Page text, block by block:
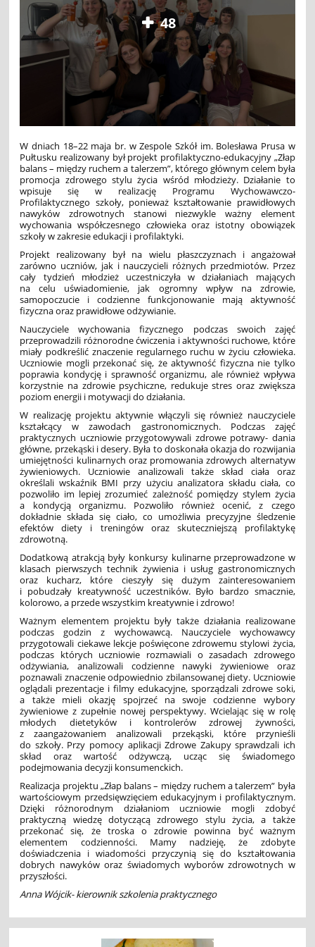
48
W dniach 18–22 maja br. w Zespole Szkół im. Bolesława Prusa w
Pułtusku realizowany był projekt profilaktyczno-edukacyjny „Złap
balans – między ruchem a talerzem”, którego głównym celem była
promocja zdrowego stylu życia wśród młodzieży. Działanie to
wpisuje się w realizację Programu Wychowawczo-
Profilaktycznego szkoły, ponieważ kształtowanie prawidłowych
nawyków zdrowotnych stanowi niezwykle ważny element
wychowania współczesnego człowieka oraz istotny obowiązek
szkoły w zakresie edukacji i profilaktyki.
Projekt realizowany był na wielu płaszczyznach i angażował
zarówno uczniów, jak i nauczycieli różnych przedmiotów. Przez
cały tydzień młodzież uczestniczyła w działaniach mających
na celu uświadomienie, jak ogromny wpływ na zdrowie,
samopoczucie i codzienne funkcjonowanie mają aktywność
fizyczna oraz prawidłowe odżywianie.
Nauczyciele wychowania fizycznego podczas swoich zajęć
przeprowadzili różnorodne ćwiczenia i aktywności ruchowe, które
miały podkreślić znaczenie regularnego ruchu w życiu człowieka.
Uczniowie mogli przekonać się, że aktywność fizyczna nie tylko
poprawia kondycję i sprawność organizmu, ale również wpływa
korzystnie na zdrowie psychiczne, redukuje stres oraz zwiększa
poziom energii i motywacji do działania.
W realizację projektu aktywnie włączyli się również nauczyciele
kształcący w zawodach gastronomicznych. Podczas zajęć
praktycznych uczniowie przygotowywali zdrowe potrawy- dania
główne, przekąski i desery. Była to doskonała okazja do rozwijania
umiejętności kulinarnych oraz promowania zdrowych alternatyw
żywieniowych. Uczniowie analizowali także skład ciała oraz
określali wskaźnik BMI przy użyciu analizatora składu ciała, co
pozwoliło im lepiej zrozumieć zależność pomiędzy stylem życia
a kondycją organizmu. Pozwoliło również ocenić, z czego
dokładnie składa się ciało, co umożliwia precyzyjne śledzenie
efektów diety i treningów oraz skuteczniejszą profilaktykę
zdrowotną.
Dodatkową atrakcją były konkursy kulinarne przeprowadzone w
klasach pierwszych technik żywienia i usług gastronomicznych
oraz kucharz, które cieszyły się dużym zainteresowaniem
i pobudzały kreatywność uczestników. Było bardzo smacznie,
kolorowo, a przede wszystkim kreatywnie i zdrowo!
Ważnym elementem projektu były także działania realizowane
podczas godzin z wychowawcą. Nauczyciele wychowawcy
przygotowali ciekawe lekcje poświęcone zdrowemu stylowi życia,
podczas których uczniowie rozmawiali o zasadach zdrowego
odżywiania, analizowali codzienne nawyki żywieniowe oraz
poznawali znaczenie odpowiednio zbilansowanej diety. Uczniowie
oglądali prezentacje i filmy edukacyjne, sporządzali zdrowe soki,
a także mieli okazję spojrzeć na swoje codzienne wybory
żywieniowe z zupełnie nowej perspektywy. Wcielając się w rolę
młodych dietetyków i kontrolerów zdrowej żywności,
z zaangażowaniem analizowali przekąski, które przynieśli
do szkoły. Przy pomocy aplikacji Zdrowe Zakupy sprawdzali ich
skład oraz wartość odżywczą, ucząc się świadomego
podejmowania decyzji konsumenckich.
Realizacja projektu „Złap balans – między ruchem a talerzem” była
wartościowym przedsięwzięciem edukacyjnym i profilaktycznym.
Dzięki różnorodnym działaniom uczniowie mogli zdobyć
praktyczną wiedzę dotyczącą zdrowego stylu życia, a także
przekonać się, że troska o zdrowie powinna być ważnym
elementem codzienności. Mamy nadzieję, że zdobyte
doświadczenia i wiadomości przyczynią się do kształtowania
dobrych nawyków oraz świadomych wyborów zdrowotnych w
przyszłości.
Anna Wójcik- kierownik szkolenia praktycznego